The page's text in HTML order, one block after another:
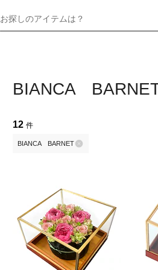
お探しのアイテムは？
BIANCA BARNET
12 件
BIANCA BARNET